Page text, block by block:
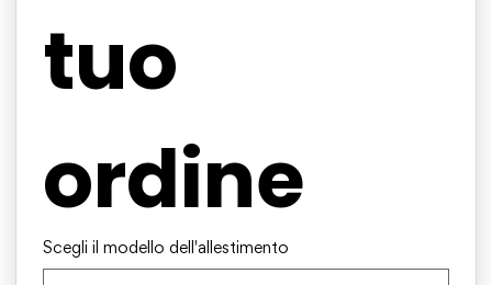
tuo
ordine
Scegli il modello dell'allestimento